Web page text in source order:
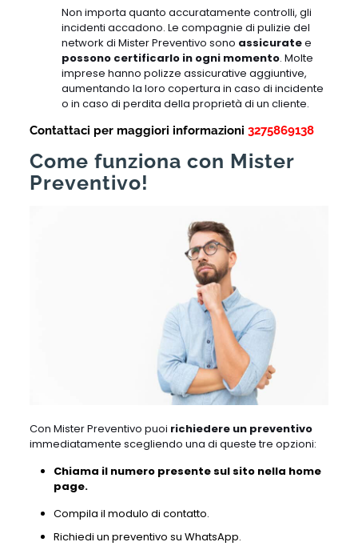
Non importa quanto accuratamente controlli, gli
incidenti accadono. Le compagnie di pulizie del
network di Mister Preventivo sono assicuratee
possono certificarlo in ogni momento. Molte
imprese hanno polizze assicurative aggiuntive,
aumentando la loro copertura in caso di incidente
o in caso di perdita della proprietà di un cliente.
Contattaci per maggiori informazioni 3275869138
Come funziona con Mister
Preventivo!
Con Mister Preventivo puoi richiedere un preventivo
immediatamente scegliendo una di queste tre opzioni:
Chiama il numero presente sul sito nella home
page.
Compila il modulo di contatto.
Richiedi un preventivo su WhatsApp.